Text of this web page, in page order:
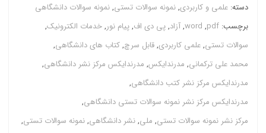
تشریحی
فصل
به
فصل
+
خلاصه
کتاب
دسته: علمی و کاربردی,نمونه سوالات تستی,نمونه سوالات دانشگاهی
برچسب: pdf
,
word
,آزاد,پی دی اف,پیام نور,خدمات الکترونیک,
سوالات تستی,علمی کاربردی,قابل سرچ,کتاب های دانشگاهی,
محمد علی ترکمانی, مدرندایکس, مدرندایکس مرکز نشر دانشگاهی,
مدرندایکس مرکز نشر کتب دانشگاهی,
مدرندایکس مرکز نشر نمونه سوالات تستی دانشگاهی,
مرکز نشر نمونه سوالات تستی, ملی,نشر دانشگاهی,نمونه سوالات تستی,